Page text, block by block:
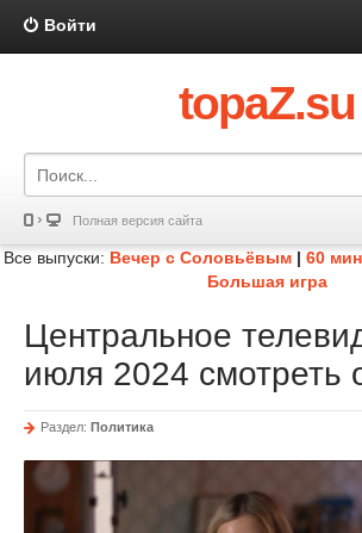
Войти
topaZ.su
Полная версия сайта
Все выпуски: Вечер с Соловьёвым | 60
Большая игра
Центральное
июля 2024 смотреть
Раздел: Политика